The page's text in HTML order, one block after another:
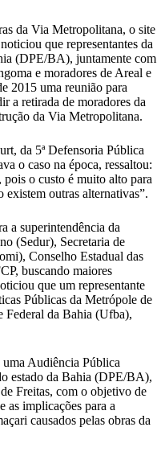
da Via Metropolitana, o site
que representantes da
(DPE/BA), juntamente com
e moradores de Areal e
2015 uma reunião para
a retirada de moradores da
da Via Metropolitana.
da 5ª Defensoria Pública
o caso na época, ressaltou:
o custo é muito alto para
outras alternativas”.
a superintendência da
(Sedur), Secretaria de
Conselho Estadual das
buscando maiores
que um representante
Públicas da Metrópole de
Federal da Bahia (Ufba),
Audiência Pública
estado da Bahia (DPE/BA),
Freitas, com o objetivo de
as implicações para a
causados pelas obras da